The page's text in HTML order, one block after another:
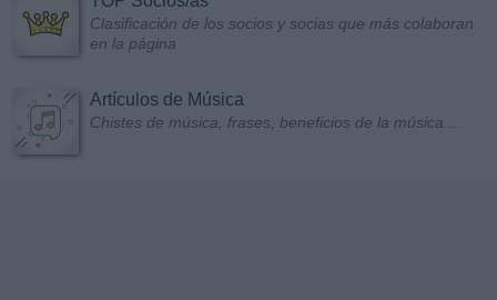
Clasificación de los socios y socias que más colaboran
en la página
Artículos de Música
Chistes de música, frases, beneficios de la música...